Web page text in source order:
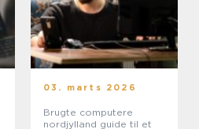
03. marts 2026
Brugte computere
nordjylland guide til et